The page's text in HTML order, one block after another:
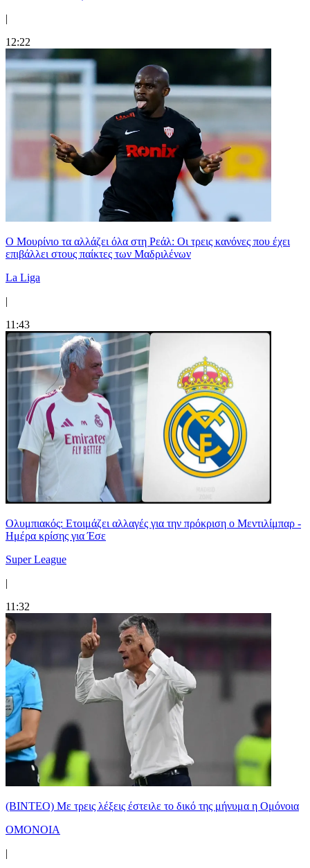
|
12:22
Ο Μουρίνιο τα αλλάζει όλα στη Ρεάλ: Οι τρεις κανόνες που έχει
επιβάλλει στους παίκτες των Μαδριλένων
La Liga
|
11:43
Ολυμπιακός: Ετοιμάζει αλλαγές για την πρόκριση ο Μεντιλίμπαρ -
Ημέρα κρίσης για Έσε
Super League
|
11:32
(ΒΙΝΤΕΟ) Με τρεις λέξεις έστειλε το δικό της μήνυμα η Ομόνοια
ΟΜΟΝΟΙΑ
|